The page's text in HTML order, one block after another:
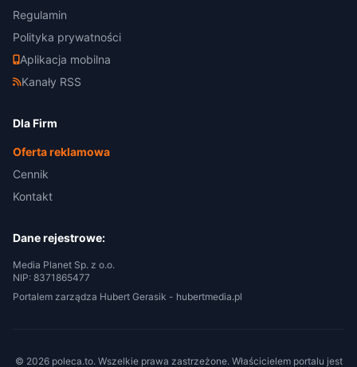
Regulamin
Polityka prywatności
Aplikacja mobilna
Kanały RSS
Dla Firm
Oferta reklamowa
Cennik
Kontakt
Dane rejestrowe:
Media Planet Sp. z o.o.
NIP: 8371865477
Portalem zarządza Hubert Gerasik - hubertmedia.pl
© 2026 poleca.to. Wszelkie prawa zastrzeżone. Właścicielem portalu jest